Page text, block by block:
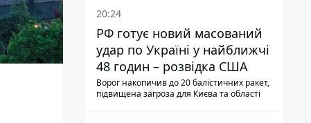
20:24
РФ готує новий масований
удар по Україні у найближчі
48 годин – розвідка США
Ворог накопичив до 20 балістичних ракет,
підвищена загроза для Києва та області